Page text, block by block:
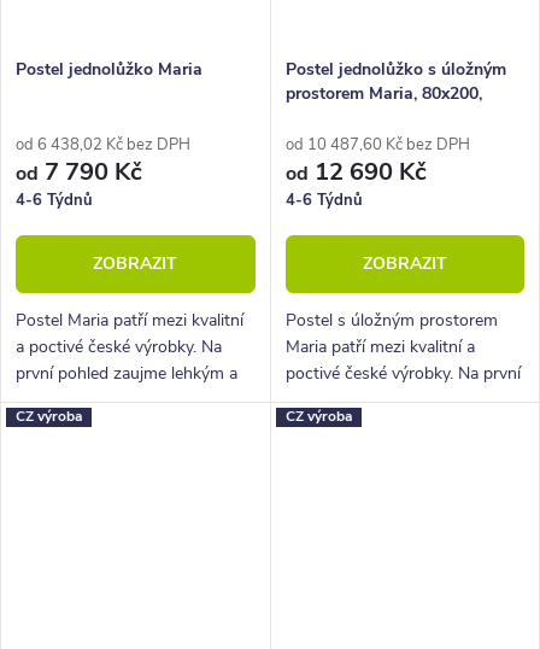
Postel jednolůžko Maria
od 6 438,02 Kč bez DPH
od 7 790 Kč
4-6 Týdnů
ZOBRAZIT
Postel Maria patří mezi kvalitní
a poctivé české výrobky. Na
první pohled zaujme lehkým a
elegantním designem.
Postel jednolůžko s úložným
prostorem Maria, 80x200,
od 10 487,60 Kč bez DPH
od 12 690 Kč
4-6 Týdnů
ZOBRAZIT
Postel s úložným prostorem
Maria patří mezi kvalitní a
poctivé české výrobky. Na první
pohled zaujme lehkým a
elegantním designem. V ceně
CZ výroba CZ výroba